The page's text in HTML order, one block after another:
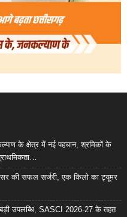
के क्षेत्र में नई पहचान, श्रमिकों के
की सफल सर्जरी, एक किलो का ट्यूमर
बड़ी उपलब्धि, SASCI 2026-27 के तहत